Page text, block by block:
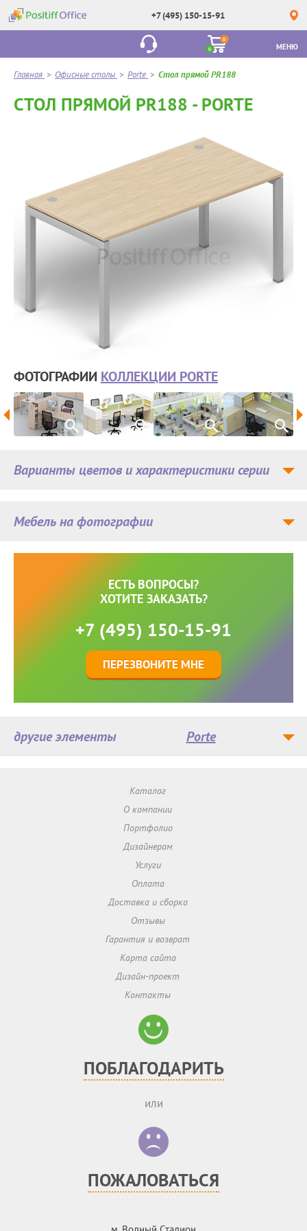
+7 (495) 150-15-91
0
0
МЕНЮ
Главная > Офисные столы > Porte > Стол прямой PR188
СТОЛ ПРЯМОЙ PR188 - PORTE
ФОТОГРАФИИ КОЛЛЕКЦИИ PORTE
Мебель на фотографии
Варианты цветов и характеристики серии
ЕСТЬ ВОПРОСЫ?
ХОТИТЕ ЗАКАЗАТЬ?
+7 (495) 150-15-91
ПЕРЕЗВОНИТЕ МНЕ
другие элементы Porte
Каталог
О компании
Портфолио
Дизайнерам
Услуги
Оплата
Доставка и сборка
Отзывы
Гарантия и возврат
Карта сайта
Дизайн-проект
Контакты
ПОБЛАГОДАРИТЬ
или
ПОЖАЛОВАТЬСЯ